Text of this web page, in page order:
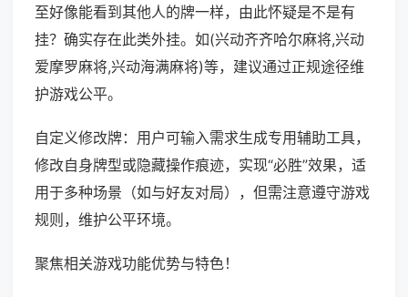
至好像能看到其他人的牌一样，由此怀疑是不是有
挂？确实存在此类外挂。如(兴动齐齐哈尔麻将,兴动
爱摩罗麻将,兴动海满麻将)等，建议通过正规途径维
护游戏公平。
自定义修改牌：用户可输入需求生成专用辅助工具，
修改自身牌型或隐藏操作痕迹，实现“必胜”效果，适
用于多种场景（如与好友对局），但需注意遵守游戏
规则，维护公平环境。
聚焦相关游戏功能优势与特色！